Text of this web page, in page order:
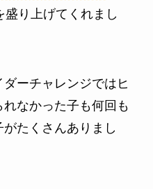
盛り上げてくれまし
ーチャレンジではヒ
なかった子も何回も
たくさんありまし